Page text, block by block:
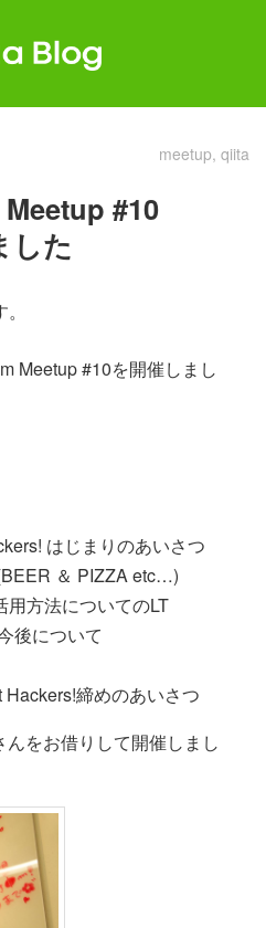
meetup qiita
#10
した
Meetup #10を開催しまし
はじまりのあいさつ
＆ PIZZA etc…)
用方法についてのLT
後について
締めのあいさつ
んをお借りして開催しまし